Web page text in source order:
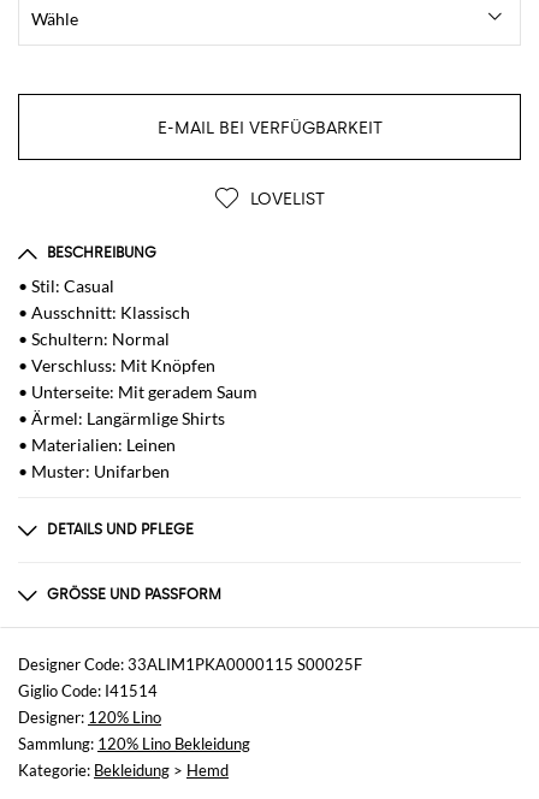
E-MAIL BEI VERFÜGBARKEIT
LOVELIST
BESCHREIBUNG
• Stil: Casual
• Ausschnitt: Klassisch
• Schultern: Normal
• Verschluss: Mit Knöpfen
• Unterseite: Mit geradem Saum
• Ärmel: Langärmlige Shirts
• Materialien: Leinen
• Muster: Unifarben
DETAILS UND PFLEGE
nicht verfügbar
GRÖSSE UND PASSFORM
Größen
nicht verfügbar
Größe und Passform
Slim-Fit
Designer Code: 33ALIM1PKA0000115 S00025F
Giglio Code: I41514
Designer: 120% Lino
Sammlung: 120% Lino Bekleidung
Kategorie: Bekleidung > Hemd